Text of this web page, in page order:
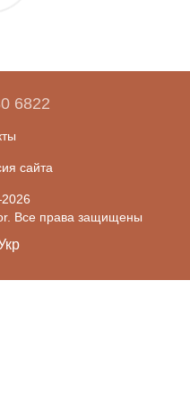
6822
сайта
Все права защищены